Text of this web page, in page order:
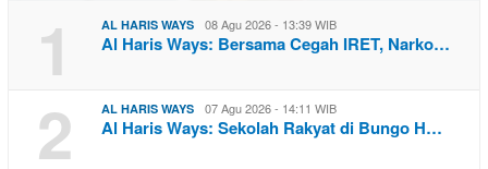
1 AL HARIS WAYS 08 Agu 2026 - 13:39 WIB
Al Haris Ways: Bersama Cegah IRET, Narko…
2 AL HARIS WAYS 07 Agu 2026 - 14:11 WIB
Al Haris Ways: Sekolah Rakyat di Bungo H…